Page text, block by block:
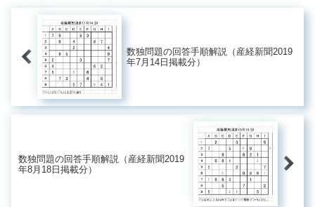
数独問題の回答手順解説（産経新聞2019
年7月14日掲載分）
数独問題の回答手順解説（産経新聞2019
年8月18日掲載分）